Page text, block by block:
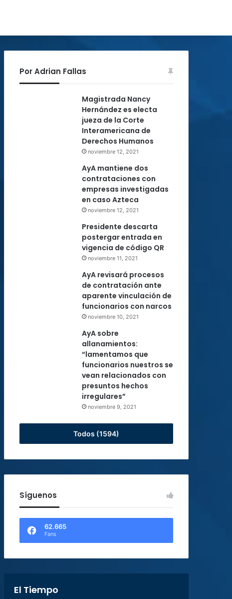
Por Adrian Fallas
Magistrada Nancy
Hernández es electa
jueza de la Corte
Interamericana de
Derechos Humanos
noviembre 12, 2021
AyA mantiene dos
contrataciones con
empresas investigadas
en caso Azteca
noviembre 12, 2021
Presidente descarta
postergar entrada en
vigencia de código QR
noviembre 11, 2021
AyA revisará procesos
de contratación ante
aparente vinculación de
funcionarios con narcos
noviembre 10, 2021
AyA sobre
allanamientos:
“lamentamos que
funcionarios nuestros se
vean relacionados con
presuntos hechos
irregulares”
noviembre 9, 2021
Todos (1594)
Síguenos
62.665
Fans
El Tiempo